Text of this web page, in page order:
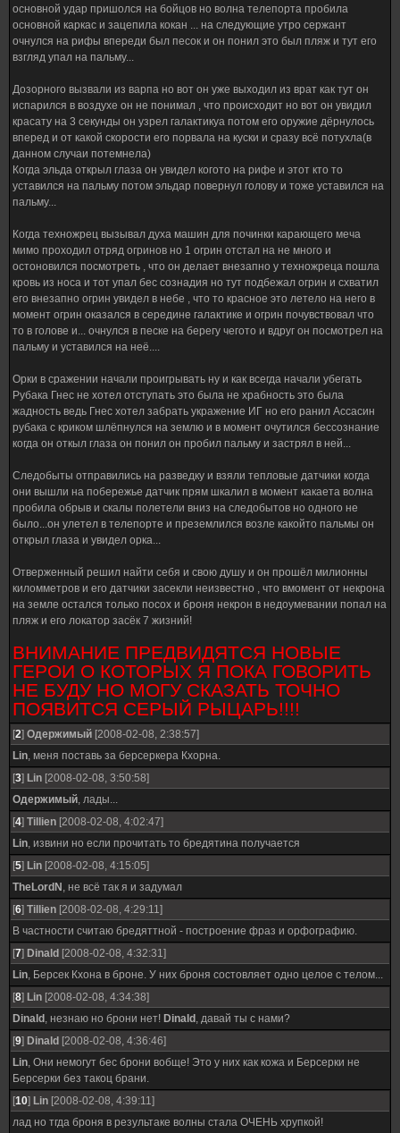
основной удар пришолся на бойцов но волна телепорта пробила
основной каркас и зацепила кокан ... на следующие утро сержант
очнулся на рифы впереди был песок и он понил это был пляж и тут его
взгляд упал на пальму...
Дозорного вызвали из варпа но вот он уже выходил из врат как тут он
испарился в воздухе он не понимал , что происходит но вот он увидил
красату на 3 секунды он узрел галактикуа потом его оружие дёрнулось
вперед и от какой скорости его порвала на куски и сразу всё потухла(в
данном случаи потемнела)
Когда эльда открыл глаза он увидел когото на рифе и этот кто то
уставился на пальму потом эльдар повернул голову и тоже уставился на
пальму...
Когда техножрец вызывал духа машин для починки карающего меча
мимо проходил отряд огринов но 1 огрин отстал на не много и
остоновился посмотреть , что он делает внезапно у техножреца пошла
кровь из носа и тот упал бес сознадия но тут подбежал огрин и схватил
его внезапно огрин увидел в небе , что то красное это летело на него в
момент огрин оказался в середине галактике и огрин почувствовал что
то в голове и... очнулся в песке на берегу чегото и вдруг он посмотрел на
пальму и уставился на неё....
Орки в сражении начали проигрывать ну и как всегда начали убегать
Рубака Гнес не хотел отступать это была не храбность это была
жадность ведь Гнес хотел забрать укражение ИГ но его ранил Ассасин
рубака с криком шлёпнулся на землю и в момент очутился бессознание
когда он откыл глаза он понил он пробил пальму и застрял в ней...
Следобыты отправились на разведку и взяли тепловые датчики когда
они вышли на побережье датчик прям шкалил в момент какаета волна
пробила обрыв и скалы полетели вниз на следобытов но одного не
было...он улетел в телепорте и преземлился возле какойто пальмы он
открыл глаза и увидел орка...
Отверженный решил найти себя и свою душу и он прошёл милионны
киломметров и его датчики засекли неизвестно , что вмомент от некрона
на земле остался только посох и броня некрон в недоумевании попал на
пляж и его локатор засёк 7 жизний!
ВНИМАНИЕ ПРЕДВИДЯТСЯ НОВЫЕ
ГЕРОИ О КОТОРЫХ Я ПОКА ГОВОРИТЬ
НЕ БУДУ НО МОГУ СКАЗАТЬ ТОЧНО
ПОЯВИТСЯ СЕРЫЙ РЫЦАРЬ!!!!
[2] Одержимый [2008-02-08, 2:38:57]
Lin, меня поставь за берсеркера Кхорна.
[3] Lin [2008-02-08, 3:50:58]
Одержимый, лады...
[4] Tillien [2008-02-08, 4:02:47]
Lin, извини но если прочитать то бредятина получается
[5] Lin [2008-02-08, 4:15:05]
TheLordN , не всё так я и задумал
[6] Tillien [2008-02-08, 4:29:11]
В частности считаю бредяттной - построение фраз и орфографию.
[7] Dinald [2008-02-08, 4:32:31]
Lin, Берсек Кхона в броне. У них броня состовляет одно целое с телом...
[8] Lin [2008-02-08, 4:34:38]
Dinald , незнаю но брони нет! Dinald , давай ты с нами?
[9] Dinald [2008-02-08, 4:36:46]
Lin, Они немогут бес брони вобще! Это у них как кожа и Берсерки не
Берсерки без такоц брани.
[10] Lin [2008-02-08, 4:39:11]
лад но тгда броня в результаке волны стала ОЧЕНЬ хрупкой!